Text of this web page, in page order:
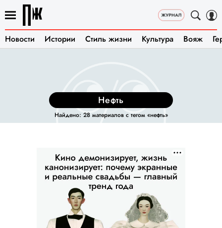
Новости Истории Стиль жизни Культура Вояж
нефть
Найдено: 28 материалов с тегом «нефть»